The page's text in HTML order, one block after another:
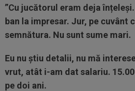
”Cu jucătorul eram deja
ban la impresar. Jur, pe cuvânt
semnătura. Nu sunt sume mari.
Eu nu știu detalii, nu mă
vrut, atât i-am dat salariu.
pe doi ani.